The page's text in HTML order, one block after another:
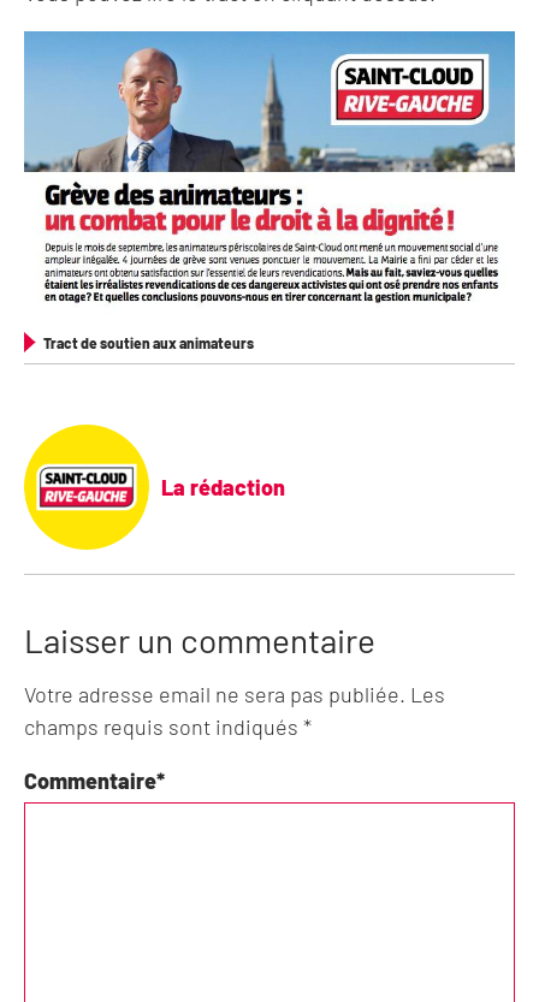
Tract de soutien aux animateurs
La rédaction
Laisser un commentaire
Votre adresse email ne sera pas publiée. Les
champs requis sont indiqués *
Commentaire*